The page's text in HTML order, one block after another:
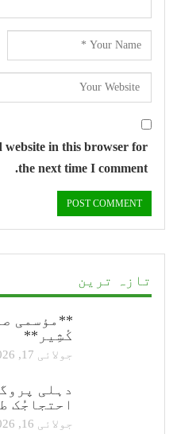
website in this browser for
the next time I comment.
تازہ ترین
**مؤسمی
کٔشِیر**
جولائی 17, 2026
دہلی
احتجاجُک
جولائی 16, 2026